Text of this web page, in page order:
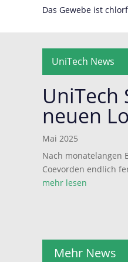
Das Gewebe ist
UniTech News
UniTech
neuen
Mai 2025
Nach monatelangen
Coevorden endlich
mehr lesen
Mehr News